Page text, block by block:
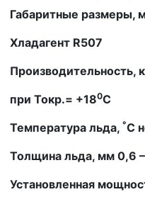
Габаритные размеры,
Хладагент R507
Производительность,
при Токр.= +180С
Температура льда, °С
Толщина льда, мм 0,6
Установленная